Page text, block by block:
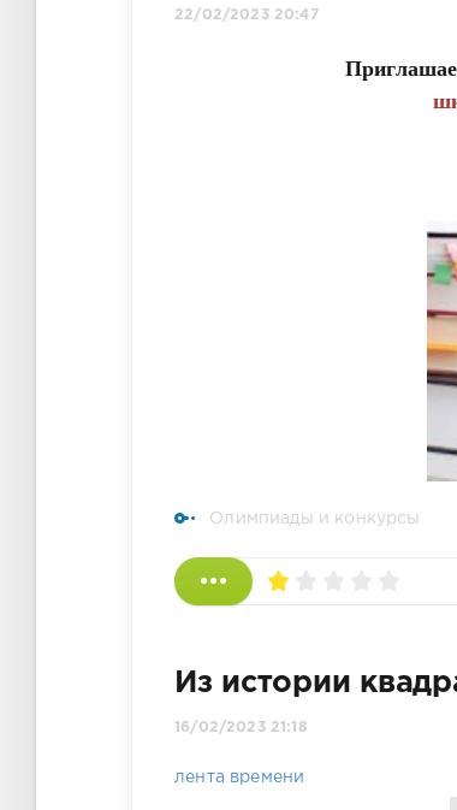
22/02/2023 20:47
Олимпиады и конкурсы
Из истории
16/02/2023 21:18
лента времени